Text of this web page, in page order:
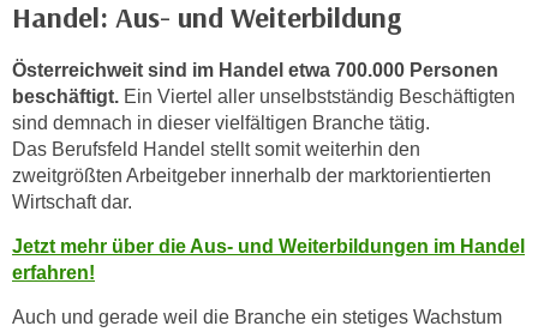
Handel: Aus- und Weiterbildung
Österreichweit sind im Handel etwa 700.000 Personen
beschäftigt. Ein Viertel aller unselbstständig Beschäftigten
sind demnach in dieser vielfältigen Branche tätig.
Das Berufsfeld Handel stellt somit weiterhin den
zweitgrößten Arbeitgeber innerhalb der marktorientierten
Wirtschaft dar.
Jetzt mehr über die Aus- und Weiterbildungen im Handel
erfahren!
Auch und gerade weil die Branche ein stetiges Wachstum
ä
u
n
g
s
o
i
e